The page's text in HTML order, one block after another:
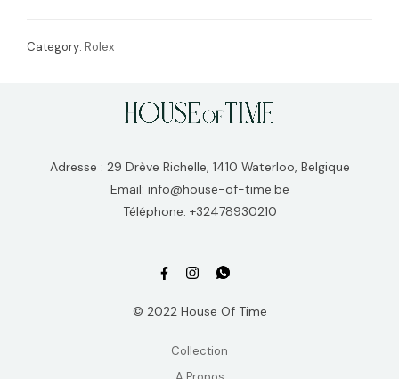
Category: Rolex
Adresse : 29 Drève Richelle, 1410 Waterloo, Belgique
Email: info@house-of-time.be
Téléphone: +32478930210
© 2022 House Of Time
Collection